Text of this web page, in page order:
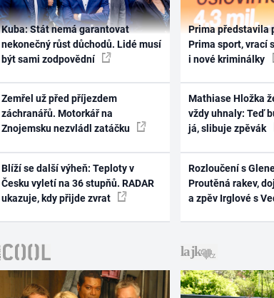
Kuba: Stát nemá garantovat
nekonečný růst důchodů. Lidé musí
být sami zodpovědní
Zemřel už před příjezdem
záchranářů. Motorkář na
Znojemsku nezvládl zatáčku
Blíží se další výheň: Teploty v
Česku vyletí na 36 stupňů. RADAR
ukazuje, kdy přijde zvrat
Prima představila
Prima sport, vrací
i nové kriminálky
Mathiase Hložka
vždy uhnaly: Teď
já, slibuje zpěvák
Rozloučení s
Proutěná rakev,
a zpěv Irglové s